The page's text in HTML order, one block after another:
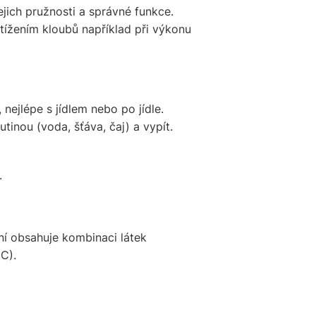
pružnosti a správné funkce.
kloubů například při výkonu
s jídlem nebo po jídle.
(voda, šťáva, čaj) a vypít.
obsahuje kombinaci látek